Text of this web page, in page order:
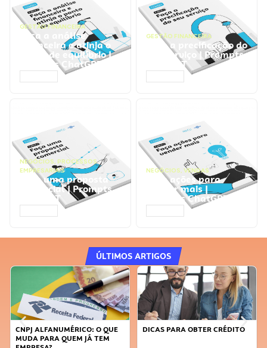
GESTÃO FINANCEIRA
Faça a análise
financeira e atinja o
ponto de equilíbrio |
Prompts ChatGPT
GESTÃO FINANCEIRA
Faça a precificação do
seu serviço | Prompts
ChatGPT
NEGÓCIOS, PROCESSOS
EMPRESARIAIS
Faça uma proposta
comercial | Prompts
ChatGPT
NEGÓCIOS, VENDAS
Faça ações para
vender mais |
Prompts ChatGPT
ÚLTIMOS ARTIGOS
QUE
DICAS PARA OBTER CRÉDITO
FAÇA A DIFERENÇA: SEJA